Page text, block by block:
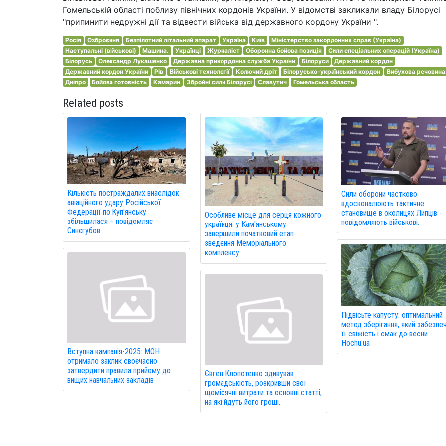
Гомельській області поблизу північних кордонів України. У відомстві закликали владу Білорусі
"припинити недружні дії та відвести війська від державного кордону України ".
Росія Озброєння Безпілотний літальний апарат Україна Київ
Міністерство закордонних справ (Україна)
Наступальні (військові)
Машина. Українці Журналіст Оборонна бойова позиція
Сили спеціальних операцій (Україна)
Білорусь
Олександр Лукашенко Державна прикордонна служба України Білоруси
Державний кордон
Державний кордон України
Рів Військові технології Колючий дріт Білорусько-український кордон
Вибухова
Дніпро
Бойова готовність Камарин Збройні сили Білорусі Славутич Гомельська область
Related posts
Кількість постраждалих внаслідок
авіаційного удару Російської
Федерації по Куп'янську
збільшилася – повідомляє
Синєгубов.
Вступна кампанія-2025: МОН
отримало заклик своєчасно
затвердити правила прийому до
вищих навчальних закладів
Особливе місце для серця кожного
українця: у Кам'янському
завершили початковий етап
зведення Меморіального
комплексу.
Євген Клопотенко здивував
громадськість, розкривши свої
щомісячні витрати та основні статті,
на які йдуть його гроші.
Сили оборони частково
вдосконалюють тактичне
становище в околицях Липців -
повідомляють військові.
Підвісьте капусту: оптимальний
метод зберігання, який
її свіжість і смак до весни -
Hochu.ua